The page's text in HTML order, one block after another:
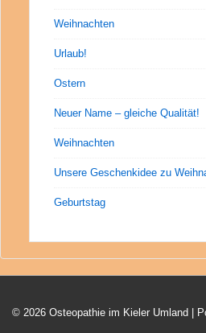
Weihnachten
Urlaub!
Ostern
Neuer Name – gleiche Qualität!
Weihnachten
Unsere Geschenkidee zu
Geburtstag
© 2026 Osteopathie im Kieler Umland |